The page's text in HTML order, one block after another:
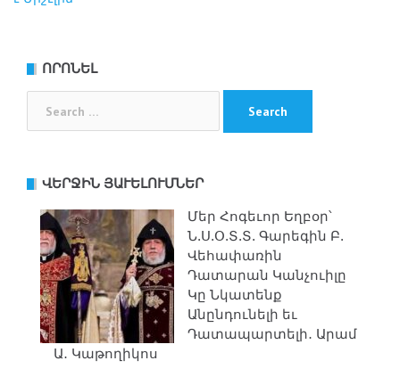
ՈՐՈՆԵԼ
ՎԵՐՋԻՆ ՅԱՒԵԼՈՒՄՆԵՐ
Մեր Հոգեւոր Եղբօր՝
Ն.Ս.Օ.Տ.Տ. Գարեգին Բ.
Վեհափառին
Դատարան Կանչուիլը
Կը Նկատենք
Անընդունելի եւ
Դատապարտելի․ Արամ
Ա․ Կաթողիկոս